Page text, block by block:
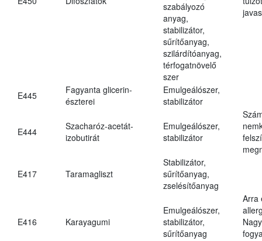
szabályozó
anyag,
stabilizátor,
sűrítőanyag,
szilárdítóanyag,
térfogatnövelő
szer
E445
Fagyanta glicerin-
észterei
Emulgeálószer,
stabilizátor
E444
Szacharóz-acetát-
izobutirát
Emulgeálószer,
stabilizátor
E417 Taramagliszt
Stabilizátor,
sűrítőanyag,
zselésítőanyag
E416 Karayagumi
Emulgeálószer,
stabilizátor,
sűrítőanyag
Arra